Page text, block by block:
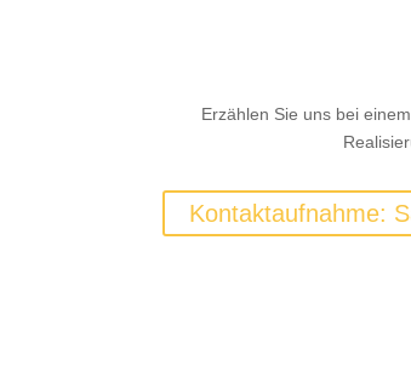
Erzählen Sie uns bei
Kontaktaufnahme: